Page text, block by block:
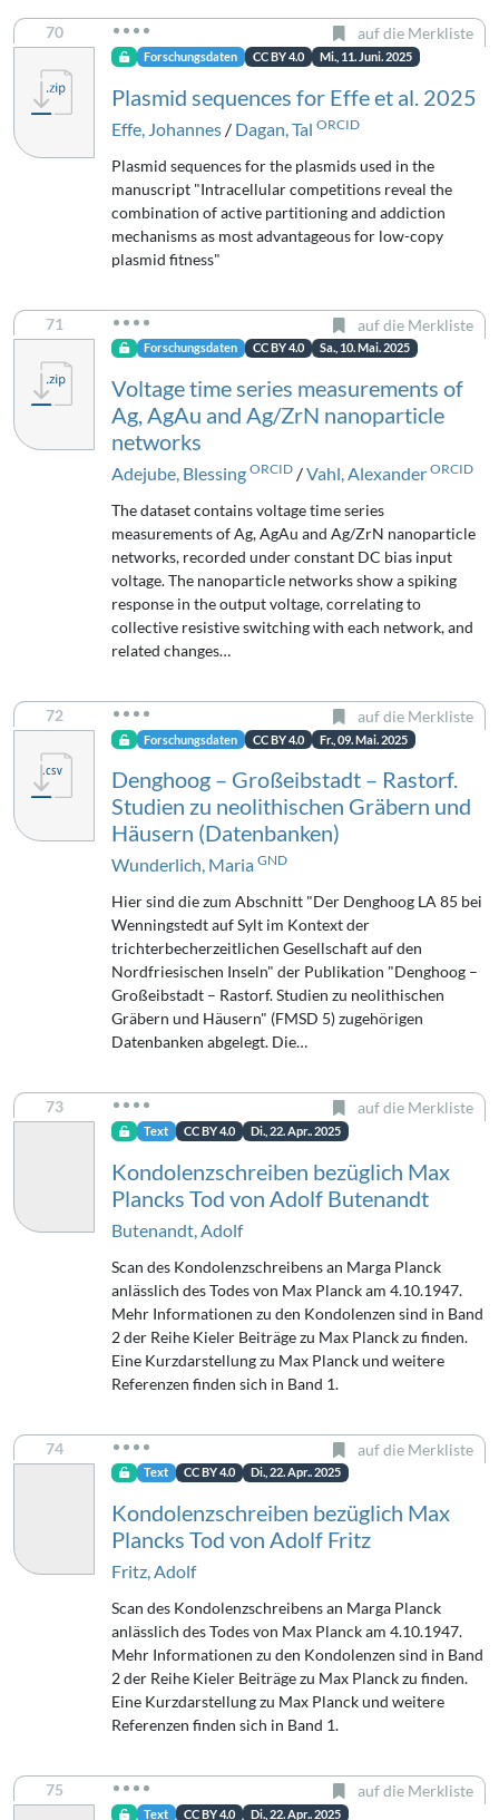
70 auf die Merkliste
Forschungsdaten CC BY 4.0 Mi., 11. Juni. 2025
Plasmid sequences for Effe et al. 2025
Effe, Johannes / Dagan, Tal ORCID
Plasmid sequences for the plasmids used in the
manuscript "Intracellular competitions reveal the
combination of active partitioning and addiction
mechanisms as most advantageous for low-copy
plasmid fitness"
71 auf die Merkliste
Forschungsdaten CC BY 4.0 Sa., 10. Mai. 2025
Voltage time series measurements of
Ag, AgAu and Ag/ZrN nanoparticle
networks
Adejube, Blessing ORCID /Vahl, Alexander ORCID
The dataset contains voltage time series
measurements of Ag, AgAu and Ag/ZrN nanoparticle
networks, recorded under constant DC bias input
voltage. The nanoparticle networks show a spiking
response in the output voltage, correlating to
collective resistive switching with each network, and
related changes…
72 auf die Merkliste
Forschungsdaten CC BY 4.0 Fr., 09. Mai. 2025
Denghoog – Großeibstadt – Rastorf.
Studien zu neolithischen Gräbern und
Häusern (Datenbanken)
Wunderlich, Maria GND
Hier sind die zum Abschnitt "Der Denghoog LA 85 bei
Wenningstedt auf Sylt im Kontext der
trichterbecherzeitlichen Gesellschaft auf den
Nordfriesischen Inseln" der Publikation "Denghoog –
Großeibstadt – Rastorf. Studien zu neolithischen
Gräbern und Häusern" (FMSD 5) zugehörigen
Datenbanken abgelegt. Die…
73 auf die Merkliste
Text CC BY 4.0 Di., 22. Apr.. 2025
Kondolenzschreiben bezüglich Max
Plancks Tod von Adolf Butenandt
Butenandt, Adolf
Scan des Kondolenzschreibens an Marga Planck
anlässlich des Todes von Max Planck am 4.10.1947.
Mehr Informationen zu den Kondolenzen sind in Band
2 der Reihe Kieler Beiträge zu Max Planck zu finden.
Eine Kurzdarstellung zu Max Planck und weitere
Referenzen finden sich in Band 1.
74 auf die Merkliste
Text CC BY 4.0 Di., 22. Apr.. 2025
Kondolenzschreiben bezüglich Max
Plancks Tod von Adolf Fritz
Fritz, Adolf
Scan des Kondolenzschreibens an Marga Planck
anlässlich des Todes von Max Planck am 4.10.1947.
Mehr Informationen zu den Kondolenzen sind in Band
2 der Reihe Kieler Beiträge zu Max Planck zu finden.
Eine Kurzdarstellung zu Max Planck und weitere
Referenzen finden sich in Band 1.
75 auf die Merkliste
Text CC BY 4.0 Di., 22. Apr.. 2025